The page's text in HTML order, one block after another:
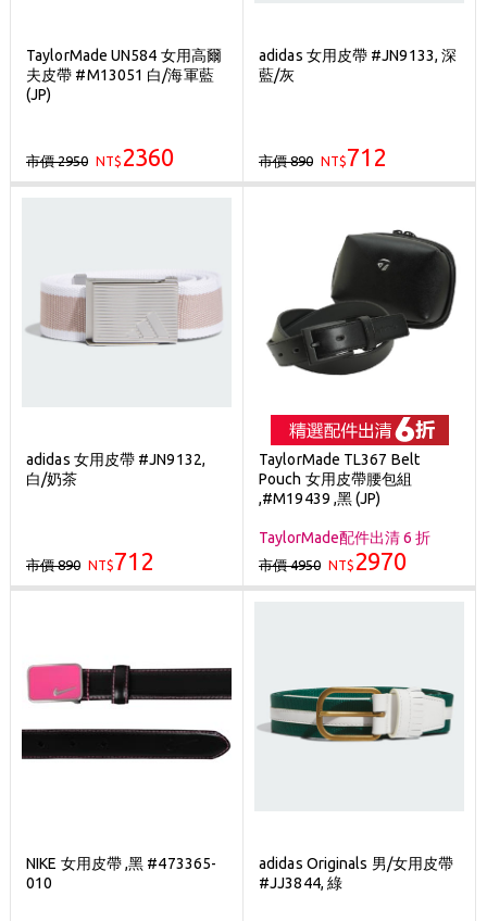
TaylorMade UN584 女用高爾
夫皮帶 #M13051 白/海軍藍
(JP)
市價 2950 NT$ 2360
adidas 女用皮帶 #JN9133, 深
藍/灰
市價 890 NT$712
adidas 女用皮帶 #JN9132,
白/奶茶
市價 890 NT$712
TaylorMade TL367 Belt
Pouch 女用皮帶腰包組
,#M19439 ,黑 (JP)
TaylorMade配件出清 6 折
市價 4950 NT$ 2970
NIKE 女用皮帶 ,黑 #473365-
010
adidas Originals 男/女用皮帶
#JJ3844, 綠